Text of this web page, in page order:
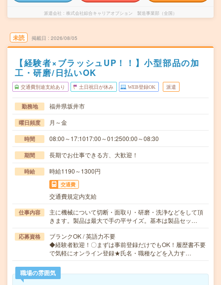
派遣会社 株式会社綜合キャリアオプション 製造事業部（全国）
未読 掲載日 2026/08/05
【経験者×ブラッシュUP！！】小型部品の加
工・研磨/日払いOK
交通費別途支給あり 土日祝日が休み WEB登録OK 派遣
勤務地 福井県坂井市
曜日頻度 月～金
時間 08:00～17:1017:00～01:2500:00～08:30
期間 長期でお仕事できる方、大歓迎！
時給 時給1190～1300円
交通費
交通費規定内支給
仕事内容
主に機械について切断・面取り・研磨・洗浄などをして頂
きます。製品は最大で手の平サイズ。基本は製品セッ…
応募資格
ブランクOK / 英語力不要
◆経験者歓迎！〇まずは事前登録だけでもOK！履歴書不要
で気軽にオンライン登録★氏名・職種などを入力す…
職場の雰囲気